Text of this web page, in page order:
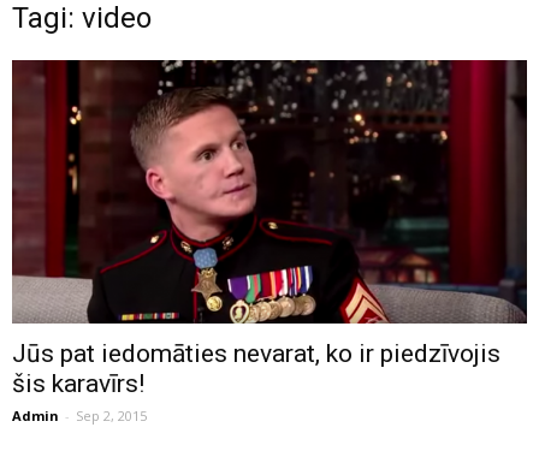
Tagi: video
Jūs pat iedomāties nevarat, ko ir piedzīvojis
šis karavīrs!
Admin - Sep 2, 2015